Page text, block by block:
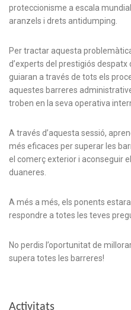
proteccionisme a escala
aranzels i drets antidumping.
Per tractar aquesta
d’experts del prestigiós despatx
guiaran a través de tots els
aquestes barreres
troben en la seva operativa
A través d’aquesta sessió,
més eficaces per superar les
el comerç exterior i aconseguir
duaneres.
A més a més, els ponents
respondre a totes les teves
No perdis l’oportunitat de
supera totes les barreres!
Activitats